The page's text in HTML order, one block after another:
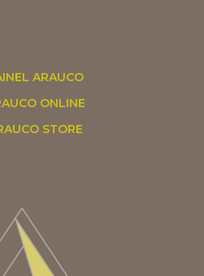
ARAUCO
ONLINE
STORE